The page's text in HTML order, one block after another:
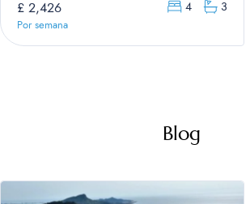
£ 2,426
Por semana
4 3
Blog